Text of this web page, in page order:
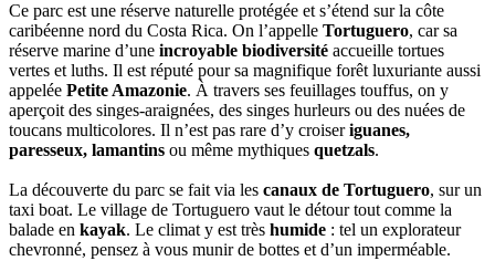
Ce parc est une réserve naturelle protégée et s’étend sur la côte
caribéenne nord du Costa Rica. On l’appelle Tortuguero, car sa
réserve marine d’une incroyable biodiversité accueille tortues
vertes et luths. Il est réputé pour sa magnifique forêt luxuriante aussi
appelée Petite Amazonie. À travers ses feuillages touffus, on y
aperçoit des singes-araignées, des singes hurleurs ou des nuées de
toucans multicolores. Il n’est pas rare d’y croiseriguanes,
paresseux, lamantins ou même mythiques quetzals.
La découverte du parc se fait via les canaux de Tortuguero, sur un
taxi boat. Le village de Tortuguero vaut le détour tout comme la
balade en kayak. Le climat y est très humide : tel un explorateur
chevronné, pensez à vous munir de bottes et d’un imperméable.